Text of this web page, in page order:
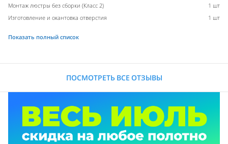
Монтаж люстры без сборки (Класс 2)
1 шт
Изготовление и окантовка отверстия
1 шт
Показать полный список
ПОСМОТРЕТЬ ВСЕ ОТЗЫВЫ